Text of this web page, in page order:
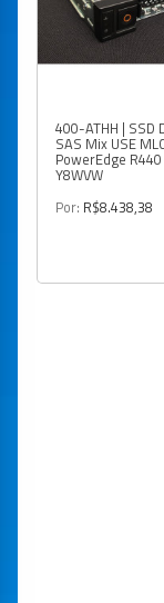
400-ATHH | SSD
SAS Mix USE
PowerEdge
Y8WVW
Por: R$8.438,38